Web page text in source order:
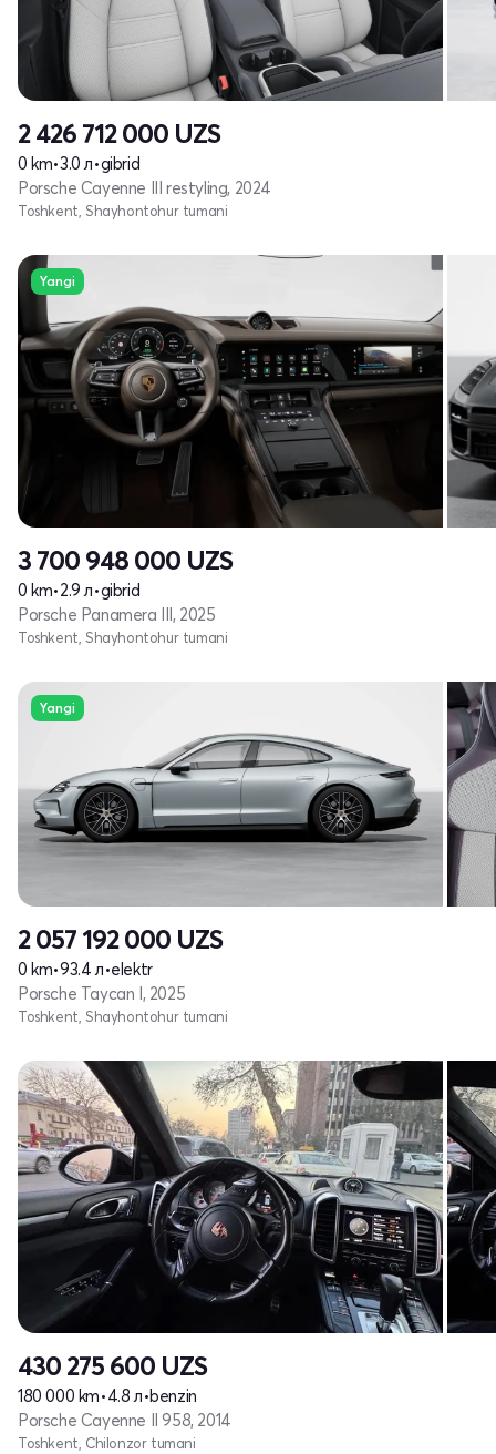
2 426 712 000 UZS
0 km•3.0 л•gibrid
Porsche Cayenne III restyling, 2024
Toshkent, Shayhontohur tumani
Yangi
3 700 948 000 UZS
0 km•2.9 л•gibrid
Porsche Panamera III, 2025
Toshkent, Shayhontohur tumani
Yangi
2 057 192 000 UZS
0 km•93.4 л•elektr
Porsche Taycan I, 2025
Toshkent, Shayhontohur tumani
430 275 600 UZS
180 000 km•4.8 л•benzin
Porsche Cayenne II 958, 2014
Toshkent, Chilonzor tumani